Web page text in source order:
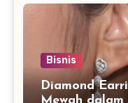
Bisnis
Diamond
Mewah